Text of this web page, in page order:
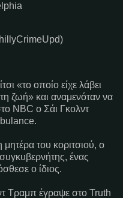
«το οποίο είχε λάβει
ζωή» και αναμενόταν να
NBC ο Σάι Γκολντ
μητέρα του κοριτσιού, ο
ένας
ο ίδιος.
Τραμπ έγραψε στο Truth